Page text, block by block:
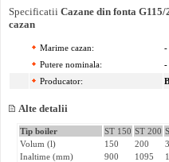
Specificatii Cazane din fonta
cazan
Marime cazan:
-
Putere nominala:
-
Producator:
Alte detalii
Tip boiler ST 150 ST 200
Volum (l)
150 200
Inaltime (mm)
900 1095